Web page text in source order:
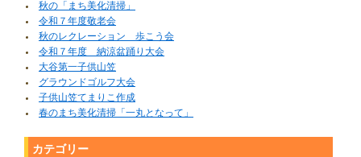
秋の「まち美化清掃」
令和７年度敬老会
秋のレクレーション 歩こう会
令和７年度 納涼盆踊り大会
大谷第一子供山笠
グラウンドゴルフ大会
子供山笠てまりこ作成
春のまち美化清掃「一丸となって」
カテゴリー